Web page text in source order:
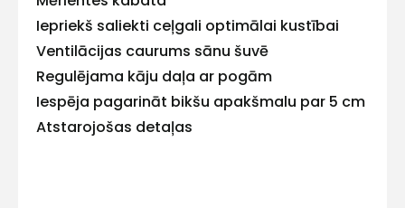
Iepriekš saliekti ceļgali optimālai kustībai
Ventilācijas caurums sānu šuvē
Regulējama kāju daļa ar pogām
Iespēja pagarināt bikšu apakšmalu par 5 cm
Atstarojošas detaļas
Ziņojums